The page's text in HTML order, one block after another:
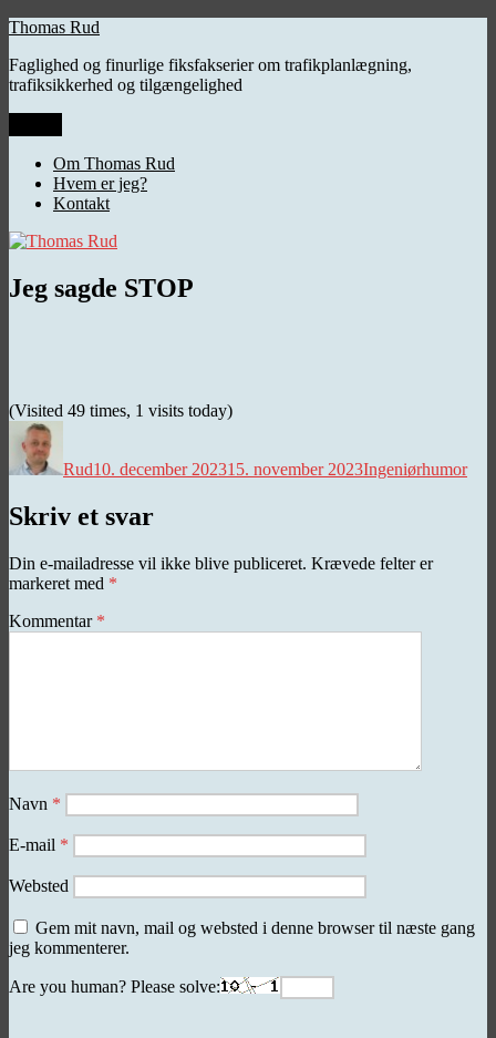
Videre
indhold
Thomas Rud
Faglighed og finurlige fiksfakserier om trafikplanlægning,
trafiksikkerhed og tilgængelighed
Om Thomas Rud
Hvem er jeg?
Kontakt
Jeg sagde STOP
(Visited 49 times, 1 visits today)
Rud10. december 202315. november 2023Ingeniørhumor
Skriv et svar
Din e-mailadresse vil ikke blive publiceret. Krævede felter er
markeret med *
Kommentar *
Navn *
E-mail *
Websted
Gem mit navn, mail og websted i denne browser til næste gang
jeg kommenterer.
Are you human? Please solve: